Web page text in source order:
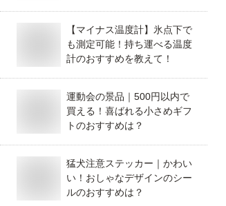
【マイナス温度計】氷点下で
も測定可能！持ち運べる温度
計のおすすめを教えて！
運動会の景品｜500円以内で
買える！喜ばれる小さめギフ
トのおすすめは？
猛犬注意ステッカー｜かわい
い！おしゃなデザインのシー
ルのおすすめは？